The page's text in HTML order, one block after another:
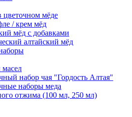
цветочном мёде
/ крем мёд
мёд с добавками
алтайский мёд
набор чая "Гордость Алтая"
наборы меда
отжима (100 мл, 250 мл)